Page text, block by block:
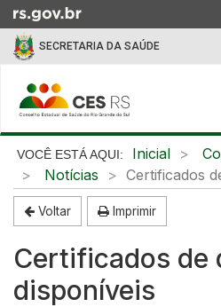
para
para
o
menu
para
busca
SECRETARIA DA SAÚDE
Início
conteúdo
Inicial
Notícias
Certificados
Voltar Imprimir
Certificados de
disponíveis